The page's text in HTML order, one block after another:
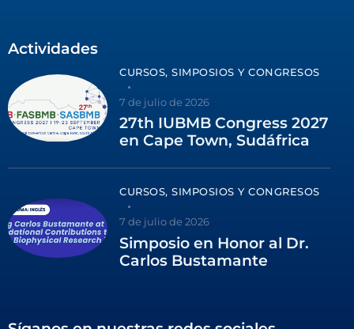
Actividades
CURSOS, SIMPOSIOS Y CONGRESOS
7 de julio de 2026
27th IUBMB Congress 2027
en Cape Town, Sudáfrica
CURSOS, SIMPOSIOS Y CONGRESOS
7 de julio de 2026
Simposio en Honor al Dr.
Carlos Bustamante